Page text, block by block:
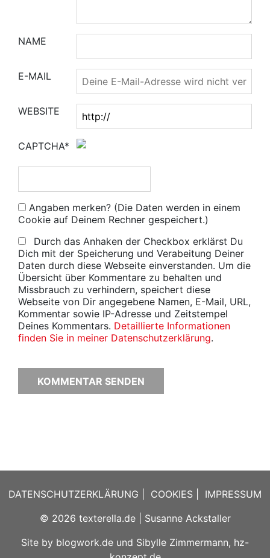
NAME
E-MAIL
WEBSITE
CAPTCHA*
Angaben merken? (Die Daten werden in einem
Cookie auf Deinem Rechner gespeichert.)
Durch das Anhaken der Checkbox erklärst Du
Dich mit der Speicherung und Verabeitung Deiner
Daten durch diese Webseite einverstanden. Um die
Übersicht über Kommentare zu behalten und
Missbrauch zu verhindern, speichert diese
Webseite von Dir angegebene Namen, E-Mail, URL,
Kommentar sowie IP-Adresse und Zeitstempel
Deines Kommentars. Detaillierte Informationen
finden Sie in meiner Datenschutzerklärung.
DATENSCHUTZERKLÄRUNG COOKIES
IMPRESSUM
© 2026 texterella.de| Susanne Ackstaller
Site by blogwork.de und Sibylle Zimmermann, hz-